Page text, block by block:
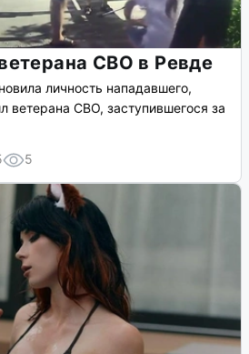
СВО в Ревде
личность нападавшего,
ветерана СВО, заступившегося за
5